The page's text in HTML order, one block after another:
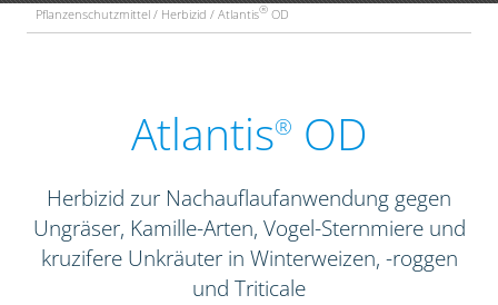
Pflanzenschutzmittel / Herbizid / Atlantis® OD
Atlantis® OD
Herbizid zur Nachauflaufanwendung gegen
Ungräser, Kamille-Arten, Vogel-Sternmiere und
kruzifere Unkräuter in Winterweizen, -roggen
und Triticale